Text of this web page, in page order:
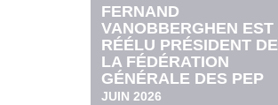
FERNAND
VANOBBERGHEN EST
RÉÉLU PRÉSIDENT DE
LA FÉDÉRATION
GÉNÉRALE DES PEP
JUIN 2026